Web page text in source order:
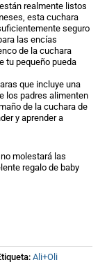
realmente listos
esta cuchara
seguro
las encías
de la cuchara
tu pequeño pueda
que incluye una
los padres alimenten
de la cuchara de
y aprender a
molestará las
regalo de baby
Ali+Oli